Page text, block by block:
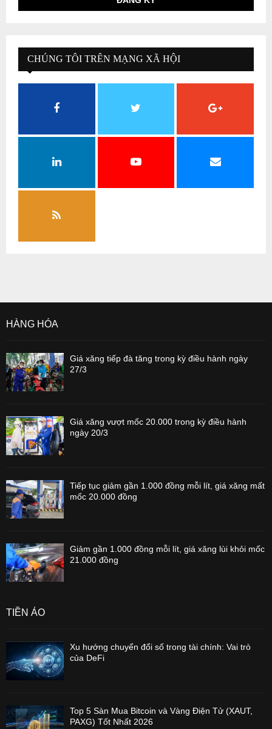
CHÚNG TÔI TRÊN MẠNG XÃ HỘI
HÀNG HÓA
Giá xăng tiếp đà tăng trong kỳ điều hành ngày
27/3
Giá xăng vượt mốc 20.000 trong kỳ điều hành
ngày 20/3
Tiếp tục giảm gần 1.000 đồng mỗi lít, giá xăng mất
mốc 20.000 đồng
Giảm gần 1.000 đồng mỗi lít, giá xăng lùi khỏi mốc
21.000 đồng
TIỀN ẢO
Xu hướng chuyển đổi số trong tài chính: Vai trò
của DeFi
Top 5 Sàn Mua Bitcoin và Vàng Điện Tử (XAUT,
PAXG) Tốt Nhất 2026